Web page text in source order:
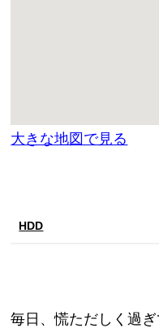
大きな地図で見る
HDD
毎日、慌ただしく過